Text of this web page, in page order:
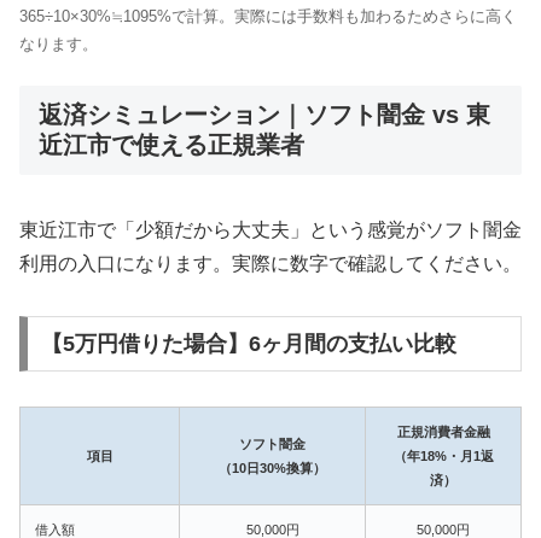
365÷10×30%≒1095%で計算。実際には手数料も加わるためさらに高く
なります。
返済シミュレーション｜ソフト闇金 vs 東
近江市で使える正規業者
東近江市で「少額だから大丈夫」という感覚がソフト闇金
利用の入口になります。実際に数字で確認してください。
【5万円借りた場合】6ヶ月間の支払い比較
項目
ソフト闇金
（10日30%換算）
正規消費者金融
（年18%・月1返
済）
借入額 50,000円 50,000円